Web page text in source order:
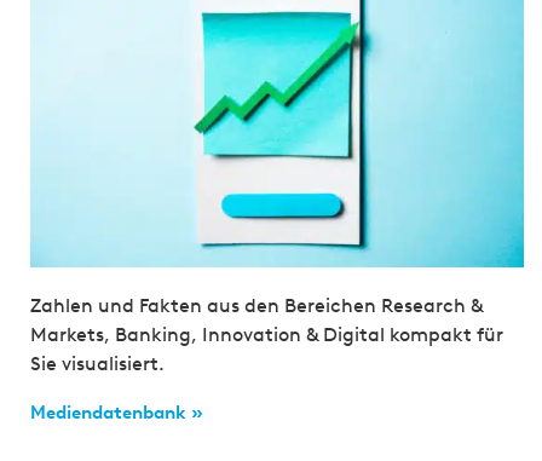
Zahlen und Fakten aus den Bereichen Research &
Markets, Banking, Innovation & Digital kompakt für
Sie visualisiert.
Mediendatenbank »